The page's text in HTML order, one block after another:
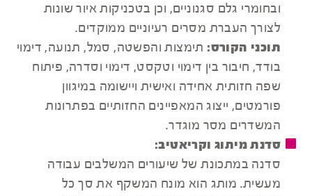
ובחומרי גלם סגנוניים, וכן בטכניקות איור שונות
לצורך העברת מסרים רעיוניים ממוקדים.
תוכני הקורס: תימצות והפשטה, סמל, תנועה, דימוי
בודד, חיבור בין דימוי וטקסט, דימוי וסדרה, פיתוח
שפה חזותית אחידה ואישית ויישומה במיגוון
פורמטים, ייצוג המאפיינים החזותיים בפתרונות
המשדרים מסר מוגדר.
סדנת מיתוג וקריאטיב:
סדנה במתכונת של שיעורים המשלבים עבודה
מעשית. מותג הוא מונח המשקף את סך כל